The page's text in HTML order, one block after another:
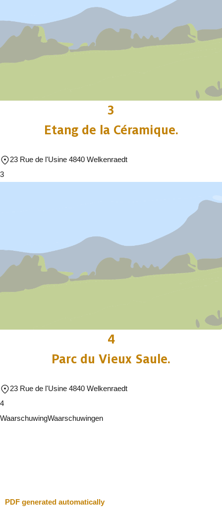
3
Etang de la Céramique.
23 Rue de l'Usine 4840 Welkenraedt
3
4
Parc du Vieux Saule.
23 Rue de l'Usine 4840 Welkenraedt
4
WaarschuwingWaarschuwingen
PDF generated automatically